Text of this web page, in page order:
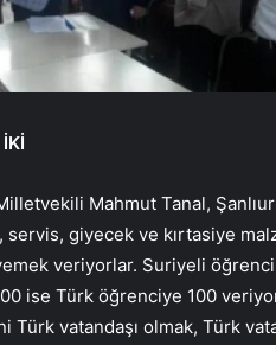
Mahmut Tanal,
servis, giyecek ve kırtasiye
veriyorlar. Suriyeli
ise Türk öğrenciye 100
Türk vatandaşı olmak, Türk